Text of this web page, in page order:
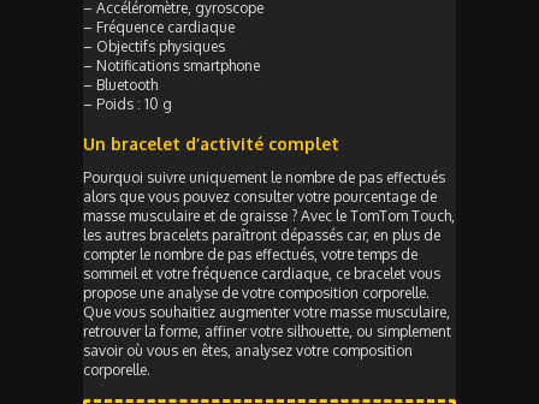
– Accéléromètre, gyroscope
– Fréquence cardiaque
– Objectifs physiques
– Notifications smartphone
– Bluetooth
– Poids : 10 g
Un bracelet d’activité complet
Pourquoi suivre uniquement le nombre de pas effectués
alors que vous pouvez consulter votre pourcentage de
masse musculaire et de graisse ? Avec le TomTom Touch,
les autres bracelets paraîtront dépassés car, en plus de
compter le nombre de pas effectués, votre temps de
sommeil et votre fréquence cardiaque, ce bracelet vous
propose une analyse de votre composition corporelle.
Que vous souhaitiez augmenter votre masse musculaire,
retrouver la forme, affiner votre silhouette, ou simplement
savoir où vous en êtes, analysez votre composition
corporelle.